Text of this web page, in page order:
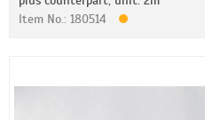
Item No.: 180514